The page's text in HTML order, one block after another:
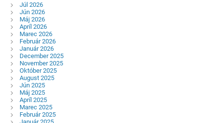
Júl 2026
Jún 2026
Máj 2026
Apríl 2026
Marec 2026
Február 2026
Január 2026
December 2025
November 2025
Október 2025
August 2025
Jún 2025
Máj 2025
Apríl 2025
Marec 2025
Február 2025